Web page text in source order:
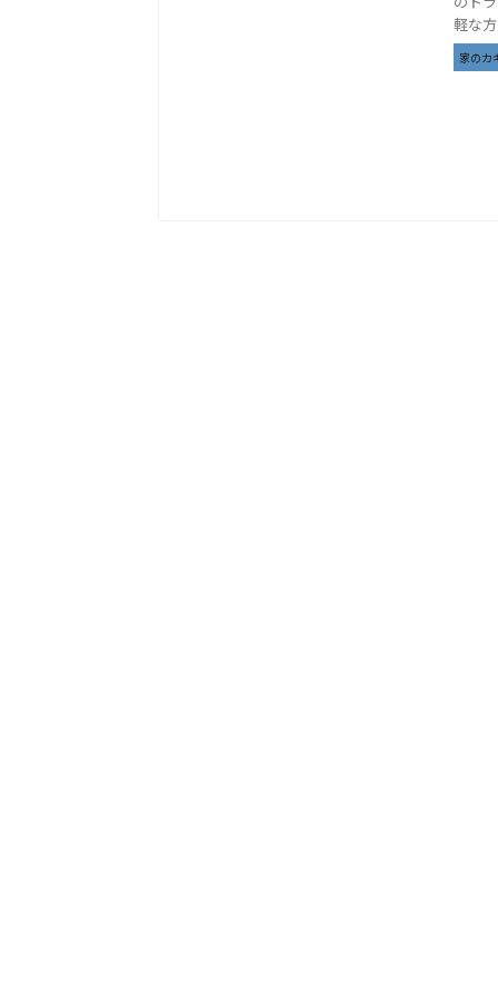
軽な
家のカ